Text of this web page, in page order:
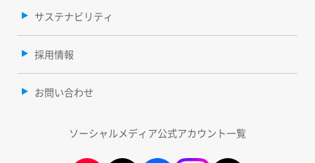
サステナビリティ
採用情報
お問い合わせ
ソーシャルメディア公式アカウント一覧